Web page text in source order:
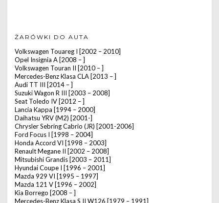
ŻARÓWKI DO AUTA
Volkswagen Touareg I [2002 – 2010]
Opel Insignia A [2008 – ]
Volkswagen Touran II [2010 – ]
Mercedes-Benz Klasa CLA [2013 – ]
Audi TT III [2014 – ]
Suzuki Wagon R III [2003 – 2008]
Seat Toledo IV [2012 – ]
Lancia Kappa [1994 – 2000]
Daihatsu YRV (M2) [2001-]
Chrysler Sebring Cabrio (JR) [2001-2006]
Ford Focus I [1998 – 2004]
Honda Accord VI [1998 – 2003]
Renault Megane II [2002 – 2008]
Mitsubishi Grandis [2003 – 2011]
Hyundai Coupe I [1996 – 2001]
Mazda 929 VI [1995 – 1997]
Mazda 121 V [1996 – 2002]
Kia Borrego [2008 – ]
Mercedes-Benz Klasa S II W126 [1979 – 1991]